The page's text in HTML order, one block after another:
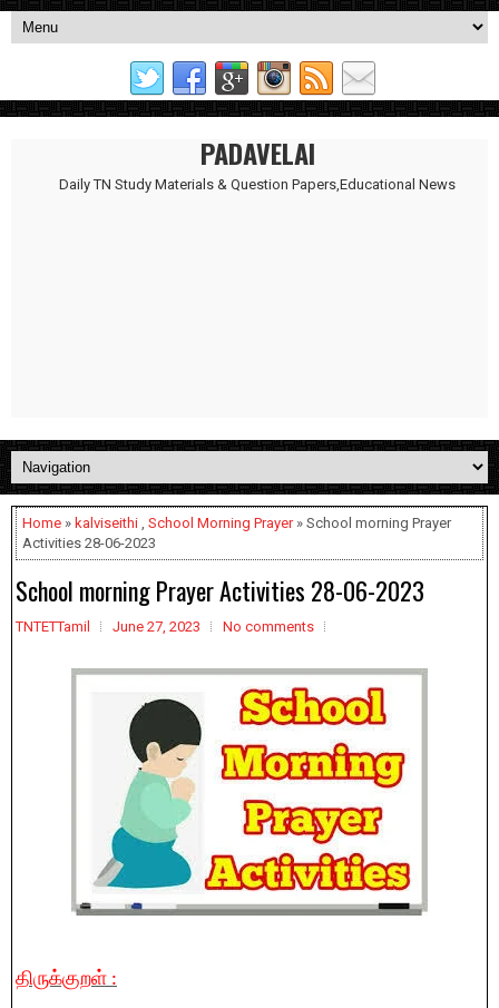
PADAVELAI
Daily TN Study Materials & Question Papers,Educational News
Home » kalviseithi , School Morning Prayer» School morning Prayer
Activities 28-06-2023
School morning Prayer Activities 28-06-2023
TNTETTamil June 27, 2023 No comments
திருக்குறள் :